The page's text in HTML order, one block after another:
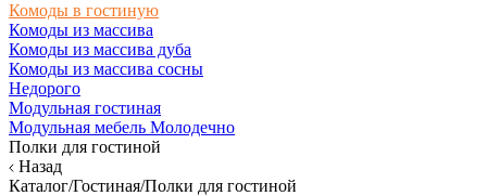
Комоды в гостиную
Комоды из массива
Комоды из массива дуба
Комоды из массива сосны
Недорого
Модульная гостиная
Модульная мебель Молодечно
Полки для гостиной
Назад
Каталог/Гостиная/Полки для гостиной